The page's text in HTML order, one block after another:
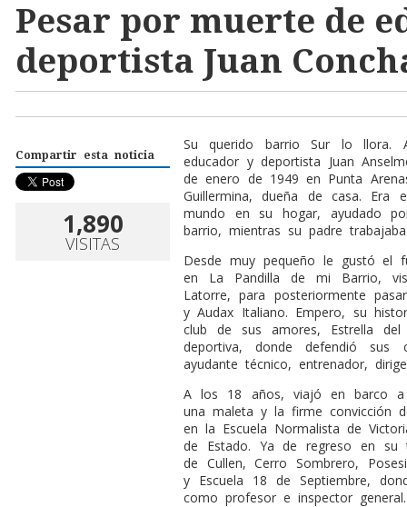
Pesar por muerte de
deportista Juan
Compartir esta noticia
1,890
VISITAS
Su querido barrio Sur lo
educador y deportista Juan
de enero de 1949 en Punta
Guillermina, dueña de casa.
mundo en su hogar, ayudado
barrio, mientras su padre
Desde muy pequeño le gustó el
en La Pandilla de mi Barrio,
Latorre, para posteriormente
y Audax Italiano. Empero, su
club de sus amores, Estrella
deportiva, donde defendió sus
ayudante técnico, entrenador,
A los 18 años, viajó en barco
una maleta y la firme convicción
en la Escuela Normalista de
de Estado. Ya de regreso en su
de Cullen, Cerro Sombrero,
y Escuela 18 de Septiembre,
como profesor e inspector general.